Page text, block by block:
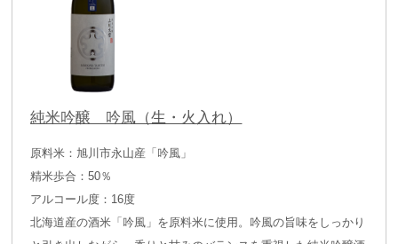
純米吟醸 吟風（生・火入れ）
原料米：旭川市永山産「吟風」
精米歩合：50％
アルコール度：16度
北海道産の酒米「吟風」を原料米に使用。吟風の旨味をしっかり